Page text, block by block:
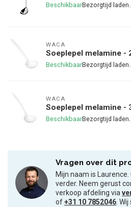
Beschikbaar
WACA
Soeplepel melamine -
Beschikbaar
WACA
Soeplepel melamine -
Beschikbaar
Vragen over dit
Mijn naam is
verder. Neem gerust
verkoop afdeling via
of+31 10 7852046.